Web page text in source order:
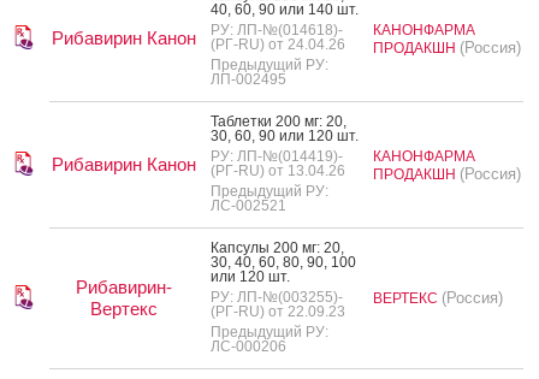
Рибавирин Канон
40, 60, 90 или 140 шт.
РУ: ЛП-№(014618)-
(РГ-RU) от 24.04.26
Предыдущий РУ:
ЛП-002495
КАНОНФАРМА
ПРОДАКШН (Россия)
Рибавирин Канон
Таб­летки 200 мг: 20,
30, 60, 90 или 120 шт.
РУ: ЛП-№(014419)-
(РГ-RU) от 13.04.26
Предыдущий РУ:
ЛС-002521
КАНОНФАРМА
ПРОДАКШН (Россия)
Рибавирин-
Вертекс
Кап­су­лы 200 мг: 20,
30, 40, 60, 80, 90, 100
или 120 шт.
РУ: ЛП-№(003255)-
(РГ-RU) от 22.09.23
Предыдущий РУ:
ЛС-000206
ВЕРТЕКС (Россия)